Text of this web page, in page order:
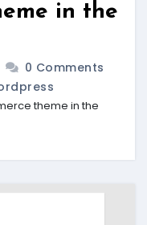
in the
0 Comments
theme in the